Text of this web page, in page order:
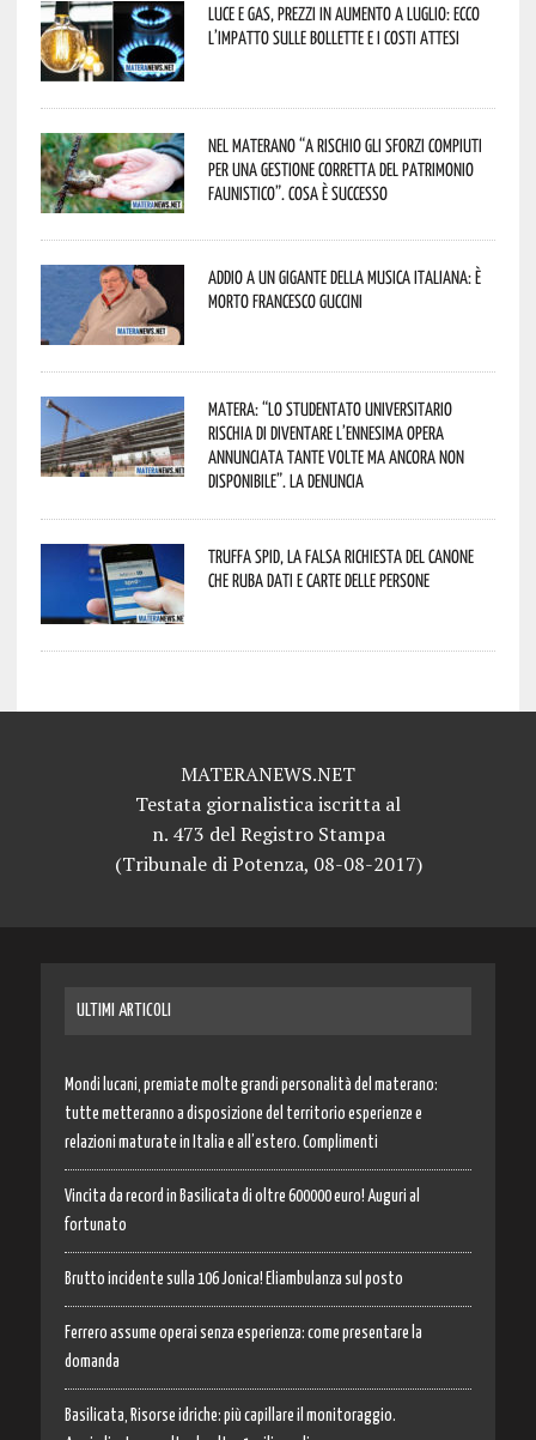
Luce e gas, prezzi in aumento a luglio: ecco
l’impatto sulle bollette e i costi attesi
Nel materano “a rischio gli sforzi compiuti
per una gestione corretta del patrimonio
faunistico”. Cosa è successo
Addio a un gigante della musica italiana: è
morto Francesco Guccini
Matera: “Lo studentato universitario
rischia di diventare l’ennesima opera
annunciata tante volte ma ancora non
disponibile”. La denuncia
Truffa Spid, la falsa richiesta del canone
che ruba dati e carte delle persone
MATERANEWS.NET
Testata giornalistica iscritta al
n. 473 del Registro Stampa
(Tribunale di Potenza, 08-08-2017)
ULTIMI ARTICOLI
Mondi lucani, premiate molte grandi personalità del materano:
tutte metteranno a disposizione del territorio esperienze e
relazioni maturate in Italia e all’estero. Complimenti
Vincita da record in Basilicata di oltre 600000 euro! Auguri al
fortunato
Brutto incidente sulla 106 Jonica! Eliambulanza sul posto
Ferrero assume operai senza esperienza: come presentare la
domanda
Basilicata, Risorse idriche: più capillare il monitoraggio.